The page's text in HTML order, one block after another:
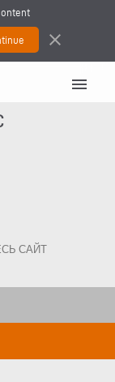
close
menu
САЙТ